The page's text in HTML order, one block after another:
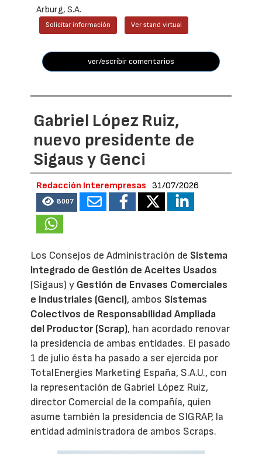
Arburg, S.A.
Solicitar información Ver stand virtual
ver/escribir comentarios
Gabriel López Ruiz,
nuevo presidente de
Sigaus y Genci
Redacción Interempresas 31/07/2026
8007
Los Consejos de Administración de Sistema
Integrado de Gestión de Aceites Usados
(Sigaus) y Gestión de Envases Comerciales
e Industriales (Genci), ambos Sistemas
Colectivos de Responsabilidad Ampliada
del Productor (Scrap), han acordado renovar
la presidencia de ambas entidades. El pasado
1 de julio ésta ha pasado a ser ejercida por
TotalEnergies Marketing España, S.A.U., con
la representación de Gabriel López Ruiz,
director Comercial de la compañía, quien
asume también la presidencia de SIGRAP, la
entidad administradora de ambos Scraps.